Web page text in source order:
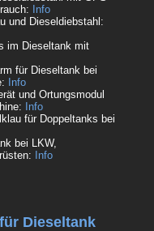
Info
und Dieseldiebstahl:
im Dieseltank mit
für Dieseltank bei
Info
und Ortungsmodul
Info
für Doppeltanks bei
bei LKW,
Info
Dieseltank